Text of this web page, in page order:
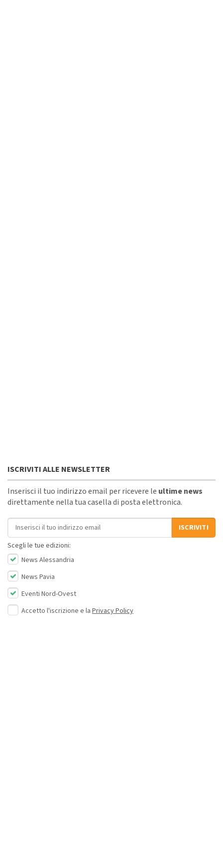
ISCRIVITI ALLE NEWSLETTER
Inserisci il tuo indirizzo email per ricevere le ultime news
direttamente nella tua casella di posta elettronica.
Indirizzo email
ISCRIVITI
Scegli le tue edizioni:
News Alessandria
News Pavia
Eventi Nord-Ovest
Accetto l'iscrizione e la Privacy Policy